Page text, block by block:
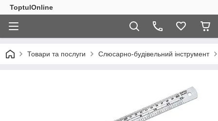
ToptulOnline
Товари та послуги Слюсарно-будівельний інструмент